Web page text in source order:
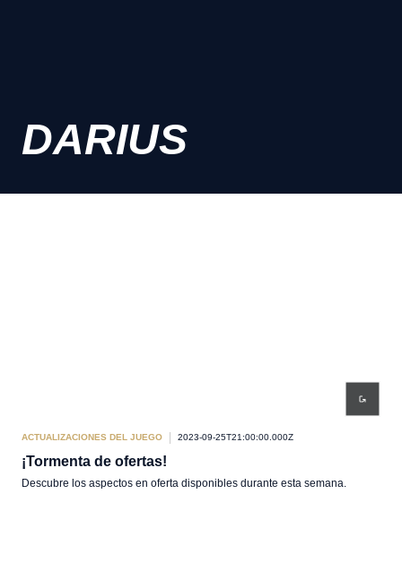
DARIUS
ACTUALIZACIONES DEL JUEGO 2023-09-25T21:00:00.000Z
¡Tormenta de ofertas!
Descubre los aspectos en oferta disponibles durante esta semana.